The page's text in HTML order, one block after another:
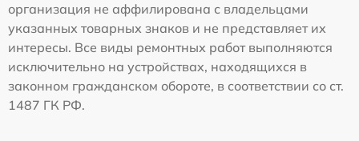
организация не аффилирована с владельцами
указанных товарных знаков и не представляет их
интересы. Все виды ремонтных работ выполняются
исключительно на устройствах, находящихся в
законном гражданском обороте, в соответствии со ст.
1487 ГК РФ.